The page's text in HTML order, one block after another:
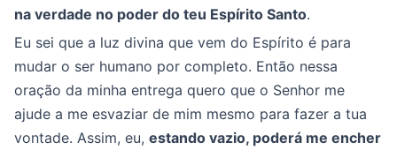
na verdade no poder do teu Espírito Santo.
Eu sei que a luz divina que vem do Espírito é para
mudar o ser humano por completo. Então nessa
oração da minha entrega quero que o Senhor me
ajude a me esvaziar de mim mesmo para fazer a tua
vontade. Assim, eu, estando vazio, poderá me encher